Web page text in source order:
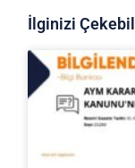
İlginizi